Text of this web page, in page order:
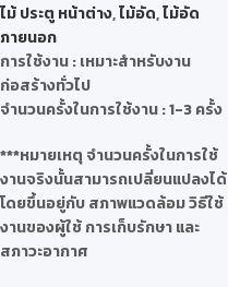
ไม้ ประตู หน้าต่าง,ไม้อัด,ไม้อัด
ภายนอก
การใช้งาน : เหมาะสำหรับงาน
ก่อสร้างทั่วไป
จำนวนครั้งในการใช้งาน : 1-3 ครั้ง
***หมายเหตุ จำนวนครั้งในการใช้
งานจริงนั้นสามารถเปลี่ยนแปลงได้
โดยขึ้นอยู่กับ สภาพแวดล้อม วิธีใช้
งานของผู้ใช้ การเก็บรักษา และ
สภาวะอากาศ